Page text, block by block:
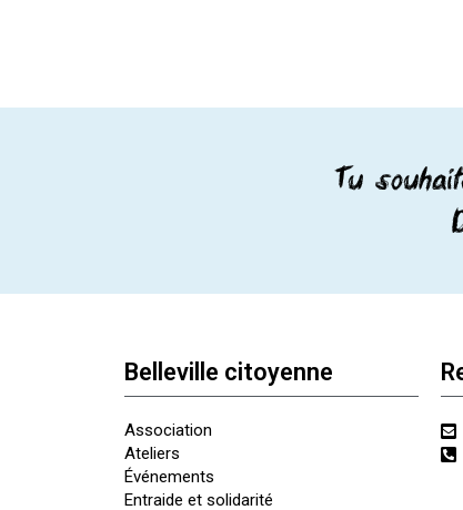
Tu
Belleville citoyenne
Association
Ateliers
Événements
Entraide et solidarité